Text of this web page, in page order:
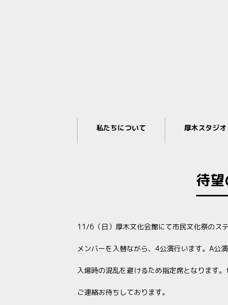
私たちについて 厚木スタジオ
待望
11/6（日）厚木文化会館にて市民文化祭のス
メンバーを入替ながら、4公演行います。A
入場時の混乱を避けるため指定席となります。
ご連絡お待ちしております。